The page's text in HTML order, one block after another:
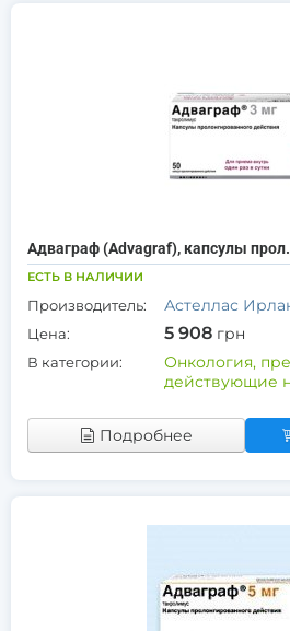
Адваграф (Advagraf), капсулы
ЕСТЬ В НАЛИЧИИ
Производитель: Астеллас
Цена: 5 908 грн
В категории:
Онкология,
действующие
Подробнее